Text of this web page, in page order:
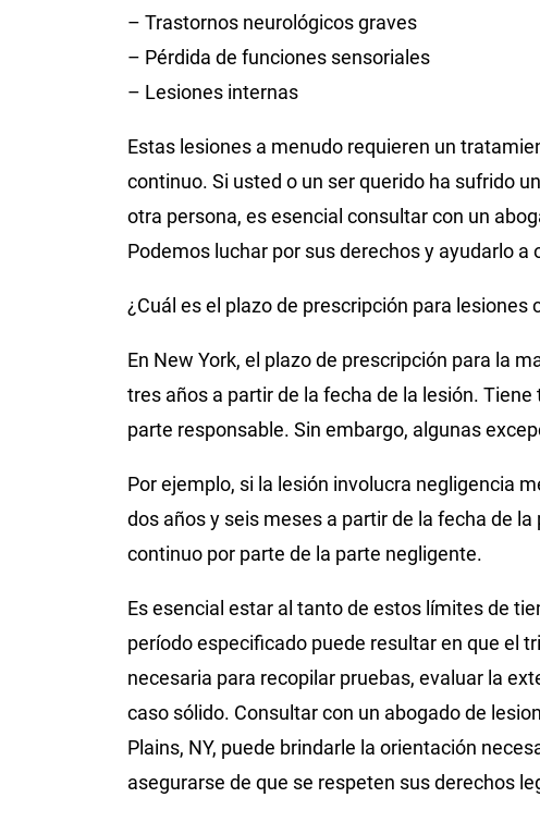
– Trastornos neurológicos graves
– Pérdida de funciones sensoriales
– Lesiones internas
Estas lesiones a menudo requieren un
continuo. Si usted o un ser querido ha sufrido
otra persona, es esencial consultar con un
Podemos luchar por sus derechos y ayudarlo
¿Cuál es el plazo de prescripción para lesiones
En New York, el plazo de prescripción para la
tres años a partir de la fecha de la lesión.
parte responsable. Sin embargo, algunas
Por ejemplo, si la lesión involucra negligencia
dos años y seis meses a partir de la fecha de
continuo por parte de la parte negligente.
Es esencial estar al tanto de estos límites de
período especificado puede resultar en que el
necesaria para recopilar pruebas, evaluar la
caso sólido. Consultar con un abogado de
Plains, NY, puede brindarle la orientación
asegurarse de que se respeten sus derechos